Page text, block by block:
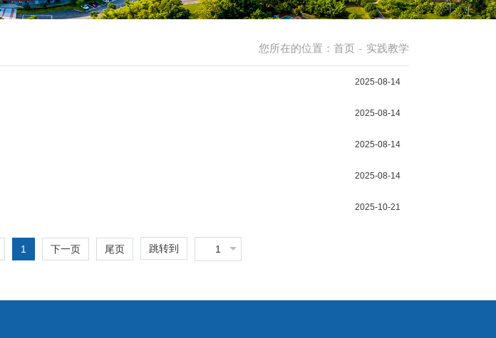
您所在的位置： 首页 - 实践教学
2025-08-14
2025-08-14
2025-08-14
2025-08-14
2025-10-21
1 下一页 尾页 跳转到 1